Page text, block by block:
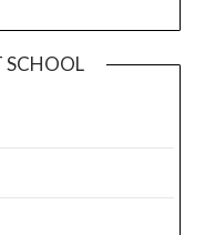
SCHOOL